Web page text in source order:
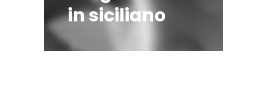
in siciliano